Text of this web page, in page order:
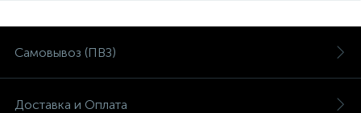
Самовывоз (ПВЗ)
Доставка и Оплата